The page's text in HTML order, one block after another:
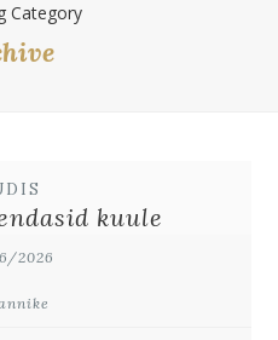
Category
kuule
2026